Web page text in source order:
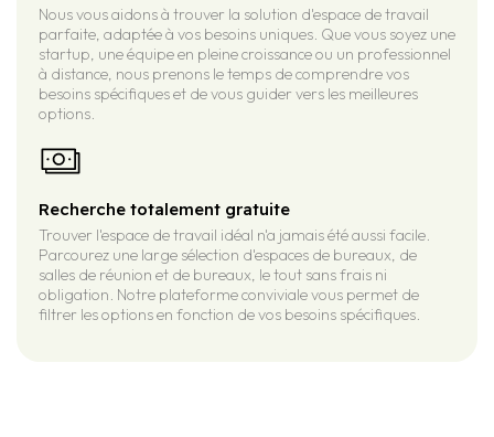
Nous vous aidons à trouver la solution d'espace de travail
parfaite, adaptée à vos besoins uniques. Que vous soyez une
startup, une équipe en pleine croissance ou un professionnel
à distance, nous prenons le temps de comprendre vos
besoins spécifiques et de vous guider vers les meilleures
options.
Recherche totalement gratuite
Trouver l'espace de travail idéal n'a jamais été aussi facile.
Parcourez une large sélection d'espaces de bureaux, de
salles de réunion et de bureaux, le tout sans frais ni
obligation. Notre plateforme conviviale vous permet de
filtrer les options en fonction de vos besoins spécifiques.